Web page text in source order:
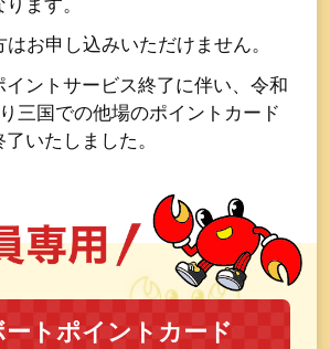
ます。
お申し込みいただけません。
ントサービス終了に伴い、令和
三国での他場のポイントカード
いたしました。
ートポイントカード